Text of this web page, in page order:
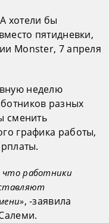
хотели бы
пятидневки,
Monster, 7 апреля
неделю
разных
сменить
графика работы,
работники
, -заявила